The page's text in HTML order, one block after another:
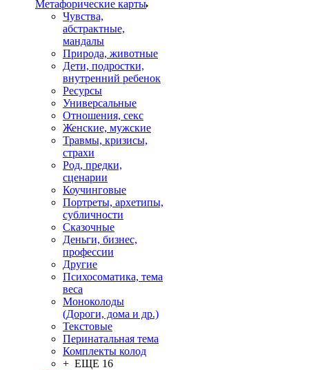
Mетафорические карты
Чувства,
абстрактные,
мандалы
Природа, животные
Дети, подростки,
внутренний ребенок
Ресурсы
Универсальные
Отношения, секс
Женские, мужские
Травмы, кризисы,
страхи
Род, предки,
сценарии
Коучинговые
Портреты, архетипы,
субличности
Сказочные
Деньги, бизнес,
профессии
Другие
Психосоматика, тема
веса
Моноколоды
(Дороги, дома и др.)
Текстовые
Перинатальная тема
Комплекты колод
+ ЕЩЕ 16